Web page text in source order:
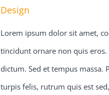
Design
Lorem ipsum dolor sit amet,
tincidunt ornare non quis
dictum. Sed et tempus massa.
turpis felis, rutrum quis est